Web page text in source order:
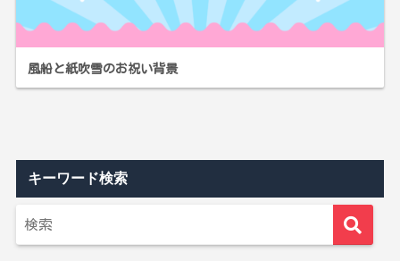
風船と紙吹雪のお祝い背景
キーワード検索